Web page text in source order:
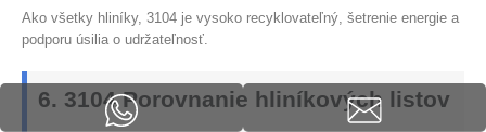
Ako všetky hliníky, 3104 je vysoko recyklovateľný, šetrenie energie a
podporu úsilia o udržateľnosť.
6. 3104 Porovnanie hliníkových listov